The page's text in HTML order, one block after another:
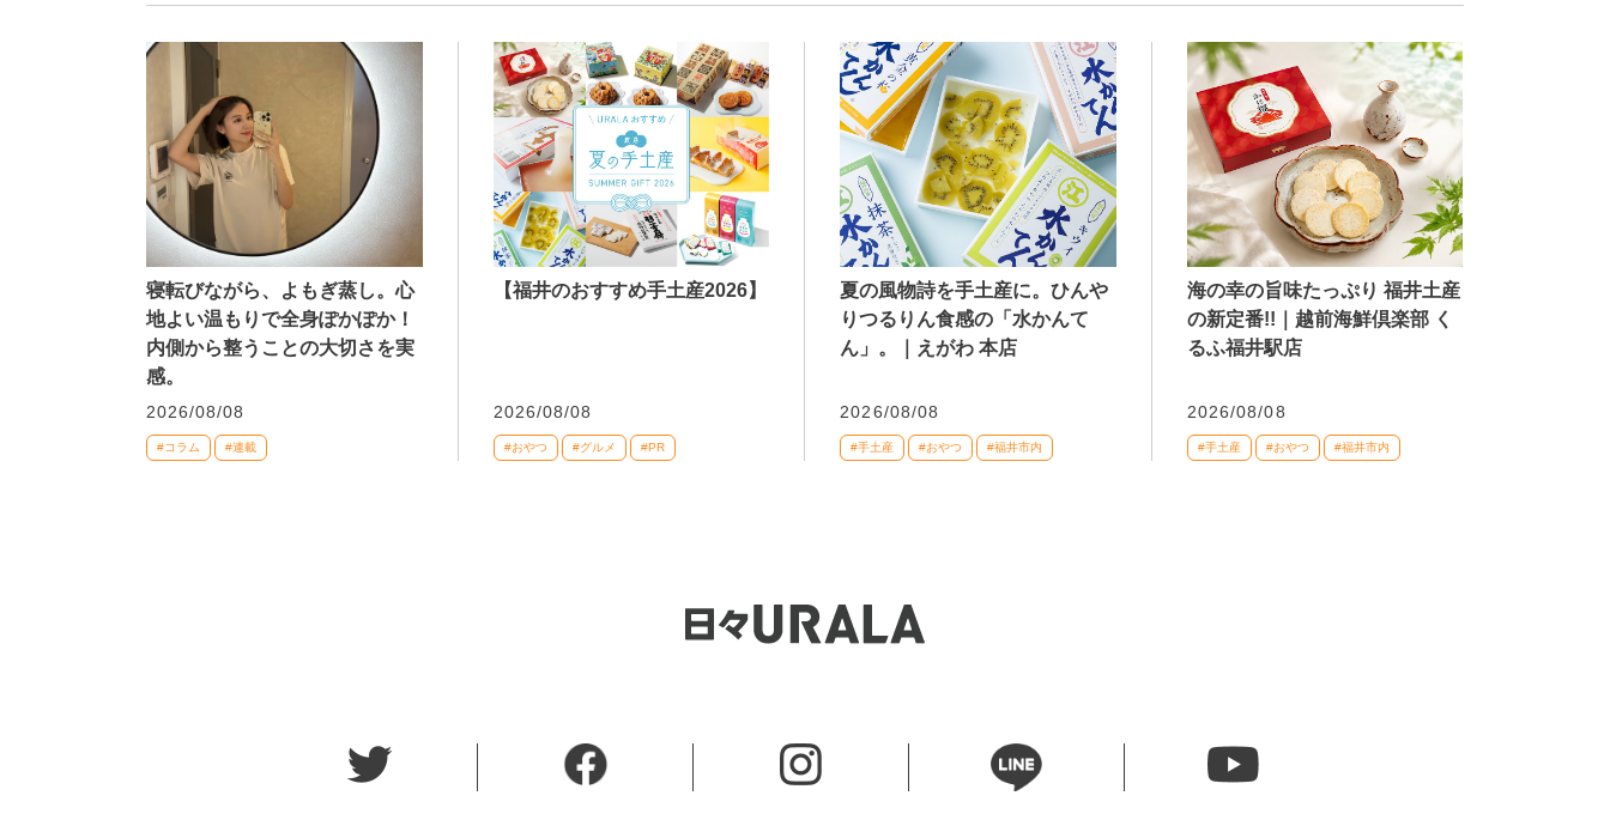
寝転びながら、よもぎ蒸し。心
地よい温もりで全身ぽかぽか！
内側から整うことの大切さを実
感。
2026/08/08
#コラム #連載
【福井のおすすめ手土産2026】
2026/08/08
#おやつ #グルメ #PR
夏の風物詩を手土産に。ひんや
りつるりん食感の「水かんて
ん」。｜えがわ 本店
2026/08/08
#手土産 #おやつ #福井市内
海の幸の旨味たっぷり 福井土産
の新定番!!｜越前海鮮倶楽部 く
るふ福井駅店
2026/08/08
#手土産 #おやつ #福井市内